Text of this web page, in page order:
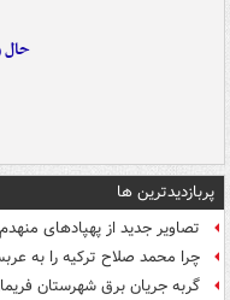
حال
پربازدیدترین ها
تصاویر جدید از پهپادهای
چرا محمد صلاح ترکیه را به
گربه جریان برق شهرستان